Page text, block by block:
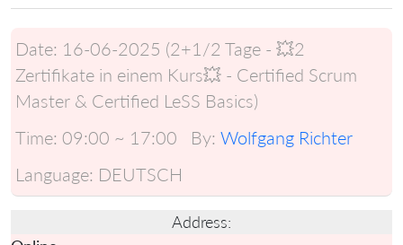
Date: 16-06-2025 (2+1/2 Tage - 💥2
Zertifikate in einem Kurs💥 - Certified Scrum
Master & Certified LeSS Basics)
Time: 09:00 ~ 17:00 By: Wolfgang Richter
Language: DEUTSCH
Address: